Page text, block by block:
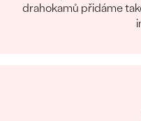
drahokamů přidáme